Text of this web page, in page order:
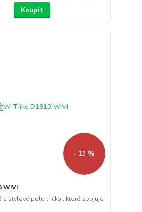
Koupit
- 13 %
WIVI
a stylové polo tričko , které spojuje